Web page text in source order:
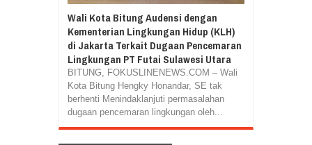
Wali Kota Bitung Audensi dengan
Kementerian Lingkungan Hidup (KLH)
di Jakarta Terkait Dugaan Pencemaran
Lingkungan PT Futai Sulawesi Utara
BITUNG, FOKUSLINENEWS.COM – Wali
Kota Bitung Hengky Honandar, SE tak
berhenti Menindaklanjuti permasalahan
dugaan pencemaran lingkungan oleh...